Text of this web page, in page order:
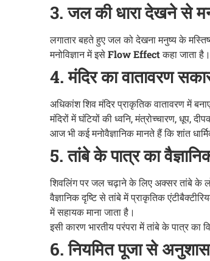
3. जल की धारा देखने से
लगातार बहते हुए जल को देखना मनुष्य के
मनोविज्ञान में इसेFlow Effectकहा जाता
4. मंदिर का वातावरण
अधिकांश शिव मंदिर प्राकृतिक वातावरण में
मंदिरों में घंटियों की ध्वनि, मंत्रोच्चारण, धूप,
आज भी कई मनोवैज्ञानिक मानते हैं कि शांत
5. तांबे के पात्र का
शिवलिंग पर जल चढ़ाने के लिए अक्सर तांबे के
वैज्ञानिक दृष्टि से तांबे में प्राकृतिक
में सहायक माना जाता है।
इसी कारण भारतीय परंपरा में तांबे के पात्र का
6. नियमित पूजा से